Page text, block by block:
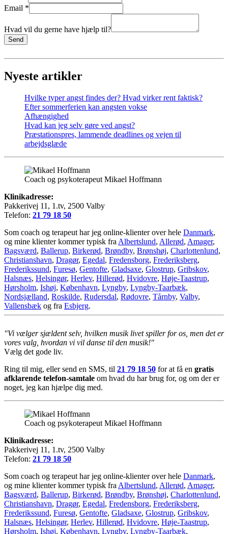
Email *
Hvad vil du gerne have hjælp til?
Send
Nyeste artikler
Hvilke typer angst findes der? Hvad virker rent faktisk?
Efter sommerferien kan angsten vokse
Afhængighed
Hvad kan jeg selv gøre ved angst?
Præstationspres, lammende deadlines og vejen til
arbejdsglæde
Coach og psykoterapeut Mikael Hoffmann
Klinikadresse:
Pakkerivej 11, 1.tv, 2500 Valby
Telefon: 21 79 18 50
Som coach og terapeut har jeg online-klienter over hele Danmark,
og mine klienter kommer typisk fra Albertslund, Allerød, Amager,
Bagsværd, Ballerup, Birkerød, Brøndby, Brønshøj, Charlottenlund,
Christianshavn, Dragør, Egedal, Fredensborg, Frederiksberg,
Frederikssund, Furesø, Gentofte, Gladsaxe, Glostrup, Gribskov,
Halsnæs, Helsingør, Herlev, Hillerød, Hvidovre, Høje-Taastrup,
Hørsholm, Ishøj, København, Lyngby, Lyngby-Taarbæk,
Nordsjælland, Roskilde, Rudersdal, Rødovre, Tårnby, Valby,
Vallensbæk og fra Esbjerg.
"Vi vælger sjældent selv, hvilken musik livet spiller for os, men det er
vores valg, hvordan vi vil danse til den musik!"
Vælg det gode liv.
Ring til mig, eller send en SMS, til 21 79 18 50 for at få en gratis
afklarende telefon-samtale om hvad du har brug for, og om der er
noget, jeg kan hjælpe dig med.
Coach og psykoterapeut Mikael Hoffmann
Klinikadresse:
Pakkerivej 11, 1.tv, 2500 Valby
Telefon: 21 79 18 50
Som coach og terapeut har jeg online-klienter over hele Danmark,
og mine klienter kommer typisk fra Albertslund, Allerød, Amager,
Bagsværd, Ballerup, Birkerød, Brøndby, Brønshøj, Charlottenlund,
Christianshavn, Dragør, Egedal, Fredensborg, Frederiksberg,
Frederikssund, Furesø, Gentofte, Gladsaxe, Glostrup, Gribskov,
Halsnæs, Helsingør, Herlev, Hillerød, Hvidovre, Høje-Taastrup,
Hørsholm, Ishøj, København, Lyngby, Lyngby-Taarbæk,